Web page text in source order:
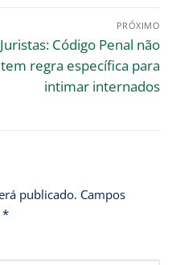
PRÓXIMO
Juristas: Código Penal não
tem regra específica para
intimar internados
publicado. Campos
*